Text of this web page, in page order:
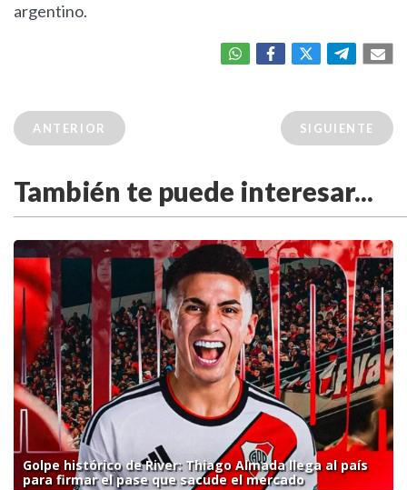
argentino.
ANTERIOR SIGUIENTE
También te puede interesar...
Golpe histórico de River: Thiago Almada llega al país
para firmar el pase que sacude el mercado